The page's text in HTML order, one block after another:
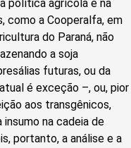
política agrícola e na
como a Cooperalfa, em
do Paraná, não
a soja
futuras, ou da
é exceção –, ou, pior
aos transgênicos,
insumo na cadeia de
portanto, a análise e a